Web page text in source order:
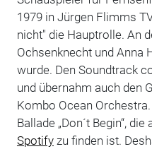
1979 in Jürgen Flimms
nicht" die Hauptrolle. An
Ochsenknecht und Anna
wurde. Den Soundtrack
und übernahm auch den
Kombo Ocean
Ballade „Don´t Begin“,
Spotifyzu finden ist.